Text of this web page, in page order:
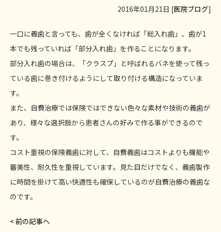
2016年01月21日 [医院ブログ]
一口に義歯と言っても、歯が全くなければ「総入れ歯」、歯が1
本でも残っていれば「部分入れ歯」を作ることになります。
部分入れ歯の場合は、「クラスプ」と呼ばれるバネを使って残っ
ている歯に巻き付けるようにして取り付ける構造になっていま
す。
また、自費治療では保険ではできない色々な素材や技術の義歯が
あり、様々な選択肢から患者さんの好みで作る事ができるので
す。
コスト重視の保険義歯に対して、自費義歯はコストよりも機能や
審美性、耐久性を重視しています。見た目だけでなく、義歯製作
に時間を掛けて高い快適性も確保しているのが自費治療の義歯な
のです。
< 前の記事へ